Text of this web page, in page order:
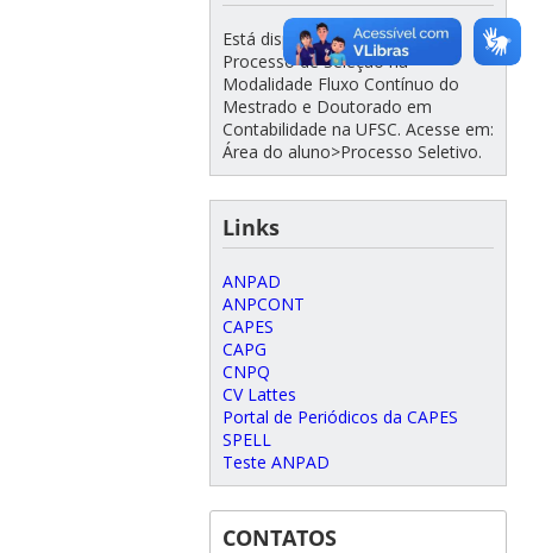
Está disponível o Edital do
Processo de Seleção na
Modalidade Fluxo Contínuo do
Mestrado e Doutorado em
Contabilidade na UFSC. Acesse em:
Área do aluno>Processo Seletivo.
Links
ANPAD
ANPCONT
CAPES
CAPG
CNPQ
CV Lattes
Portal de Periódicos da CAPES
SPELL
Teste ANPAD
CONTATOS